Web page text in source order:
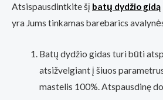
Atsispausdintkite šį batų dydžio gidą
yra Jums tinkamas barebarics
Batų dydžio gidas turi būti
atsižvelgiant į šiuos
mastelis 100%. Atspausdinę